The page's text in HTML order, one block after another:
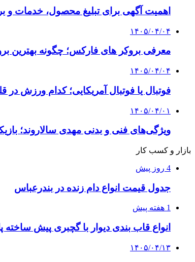
اهمیت آگهی برای تبلیغ محصول، خدمات و
۱۴۰۵/۰۴/۰۴
معرفی بروکر های فارکس؛ چگونه بهترین
۱۴۰۵/۰۴/۰۴
فوتبال یا فوتبال آمریکایی؛ کدام ورزش
۱۴۰۵/۰۴/۰۱
ویژگی‌های فنی و بدنی مهدی سالاروند؛
بازار و کسب کار
4 روز پیش
جدول قیمت انواع دام زنده در بندرعباس
1 هفته پیش
انواع قاب بندی دیوار با گچبری پیش
۱۴۰۵/۰۴/۱۳